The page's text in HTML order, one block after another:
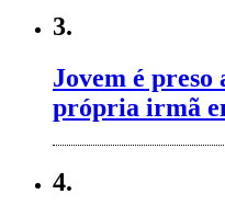
3.
Jovem é preso
própria irmã
4.